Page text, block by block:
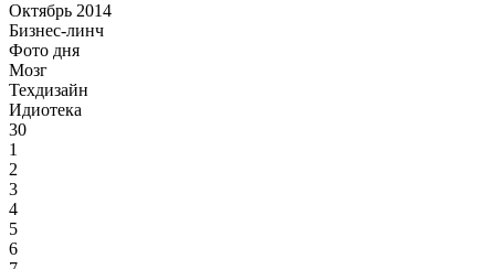
Октябрь 2014
Бизнес-линч
Фото дня
Мозг
Техдизайн
Идиотека
30
1
2
3
4
5
6